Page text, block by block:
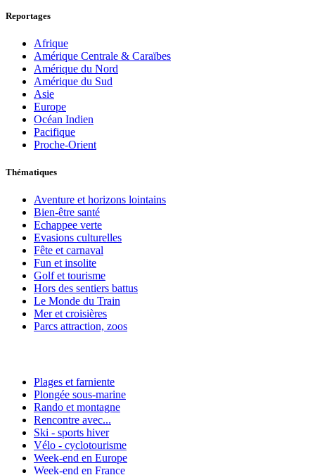
Reportages
Afrique
Amérique Centrale & Caraïbes
Amérique du Nord
Amérique du Sud
Asie
Europe
Océan Indien
Pacifique
Proche-Orient
Thématiques
Aventure et horizons lointains
Bien-être santé
Echappee verte
Evasions culturelles
Fête et carnaval
Fun et insolite
Golf et tourisme
Hors des sentiers battus
Le Monde du Train
Mer et croisières
Parcs attraction, zoos
Plages et farniente
Plongée sous-marine
Rando et montagne
Rencontre avec...
Ski - sports hiver
Vélo - cyclotourisme
Week-end en Europe
Week-end en France